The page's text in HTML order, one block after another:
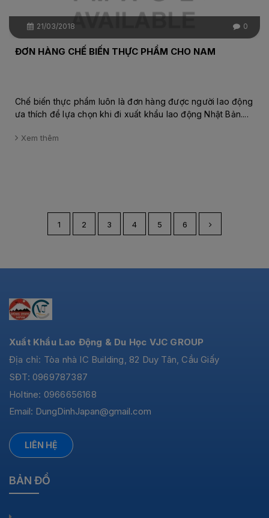
21/03/2018 0
ĐƠN HÀNG CHẾ BIẾN THỰC PHẨM CHO NAM
Chế biến thực phẩm luôn là đơn hàng được người lao động
ưa thích để lựa chọn khi đi xuất khẩu lao động Nhật Bản....
Xem thêm
1 2 3 4 5 6
Xuất Khẩu Lao Động & Du Học VJC GROUP
Địa chỉ: Tòa nhà IC Building, 82 Duy Tân, Cầu Giấy
SĐT: 0969787387
Holtine: 0966656168
Email: DungDinhJapan@gmail.com
LIÊN HỆ
BẢN ĐỒ